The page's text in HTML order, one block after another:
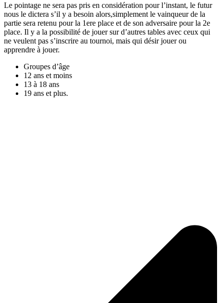
Le pointage ne sera pas pris en considération pour l’instant, le futur
nous le dictera s’il y a besoin alors,simplement le vainqueur de la
partie sera retenu pour la 1ere place et de son adversaire pour la 2e
place. Il y a la possibilité de jouer sur d’autres tables avec ceux qui
ne veulent pas s’inscrire au tournoi, mais qui désir jouer ou
apprendre à jouer.
Groupes d’âge
12 ans et moins
13 à 18 ans
19 ans et plus.